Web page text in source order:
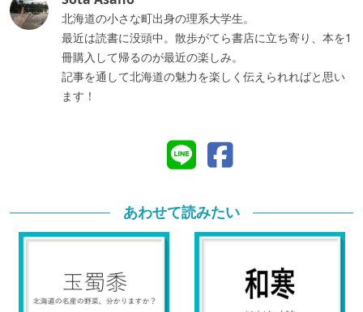
北海道の小さな町出身の理系大学生。
最近は読書に没頭中。散歩がてら書店に立ち寄り、本を1
冊購入して帰るのが最近の楽しみ。
記事を通して北海道の魅力を楽しく伝えられればと思い
ます！
あわせて読みたい